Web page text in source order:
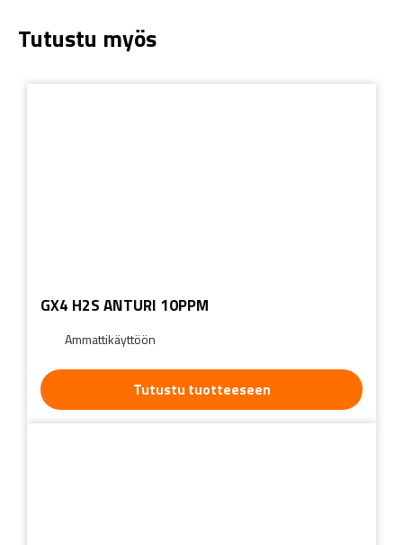
Tutustu myös
GX4 H2S ANTURI 10PPM
Ammattikäyttöön
Tutustu tuotteeseen